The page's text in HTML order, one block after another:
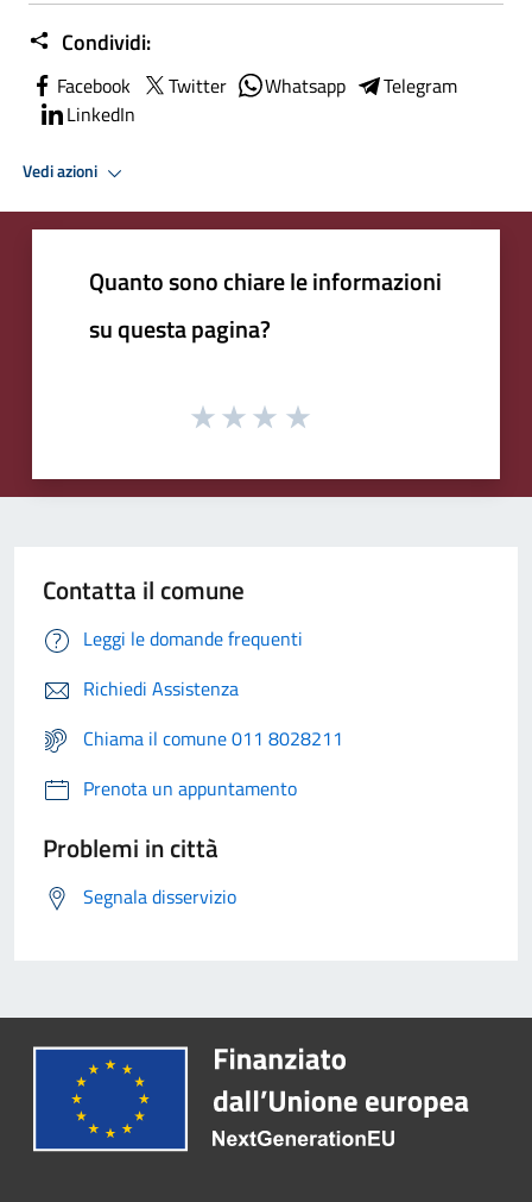
Condividi:
Facebook Twitter Whatsapp
Telegram
LinkedIn
Vedi azioni
Quanto sono chiare le informazioni
su questa pagina?
Contatta il comune
Leggi le domande frequenti
Richiedi Assistenza
Chiama il comune 011 8028211
Prenota un appuntamento
Problemi in città
Segnala disservizio